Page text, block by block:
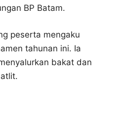
BP Batam.
peserta mengaku
tahunan ini. Ia
bakat dan